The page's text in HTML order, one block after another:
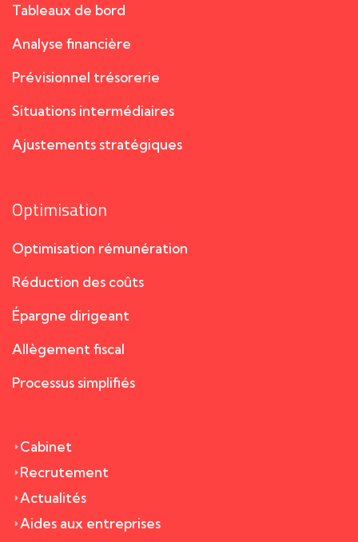
Tableaux de bord
Analyse financière
Prévisionnel trésorerie
Situations intermédiaires
Ajustements stratégiques
Optimisation
Optimisation rémunération
Réduction des coûts
Épargne dirigeant
Allègement fiscal
Processus simplifiés
Cabinet
Recrutement
Actualités
Aides aux entreprises